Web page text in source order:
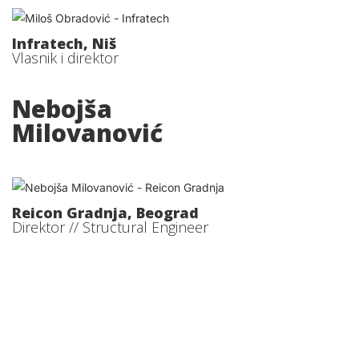
Infratech, Niš
Vlasnik i direktor
Nebojša
Milovanović
Reicon Gradnja, Beograd
Direktor // Structural Engineer